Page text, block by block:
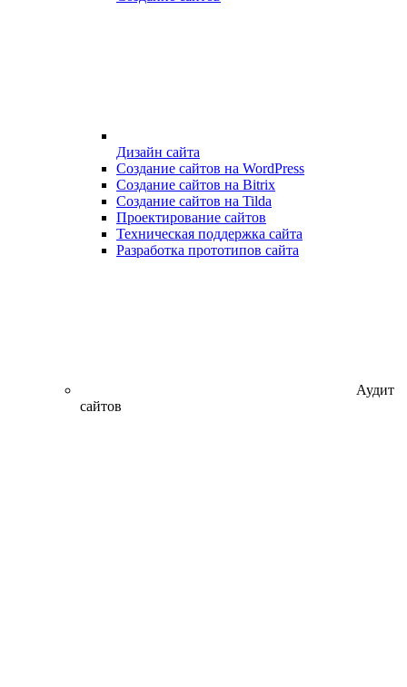
Дизайн сайта
Создание сайтов на WordPress
Создание сайтов на Bitrix
Создание сайтов на Tilda
Проектирование сайтов
Техническая поддержка сайта
Разработка прототипов сайта
Аудит
сайтов